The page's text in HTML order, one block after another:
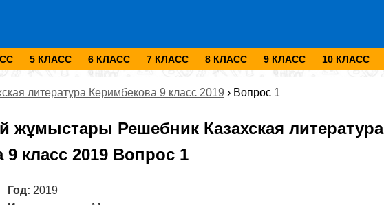
5 КЛАСС 6 КЛАСС 7 КЛАСС 8 КЛАСС 9 КЛАСС 10 КЛАСС
литература Керимбекова 9 класс 2019 › Вопрос 1
жұмыстары Решебник Казахская литература
класс 2019 Вопрос 1
Год: 2019